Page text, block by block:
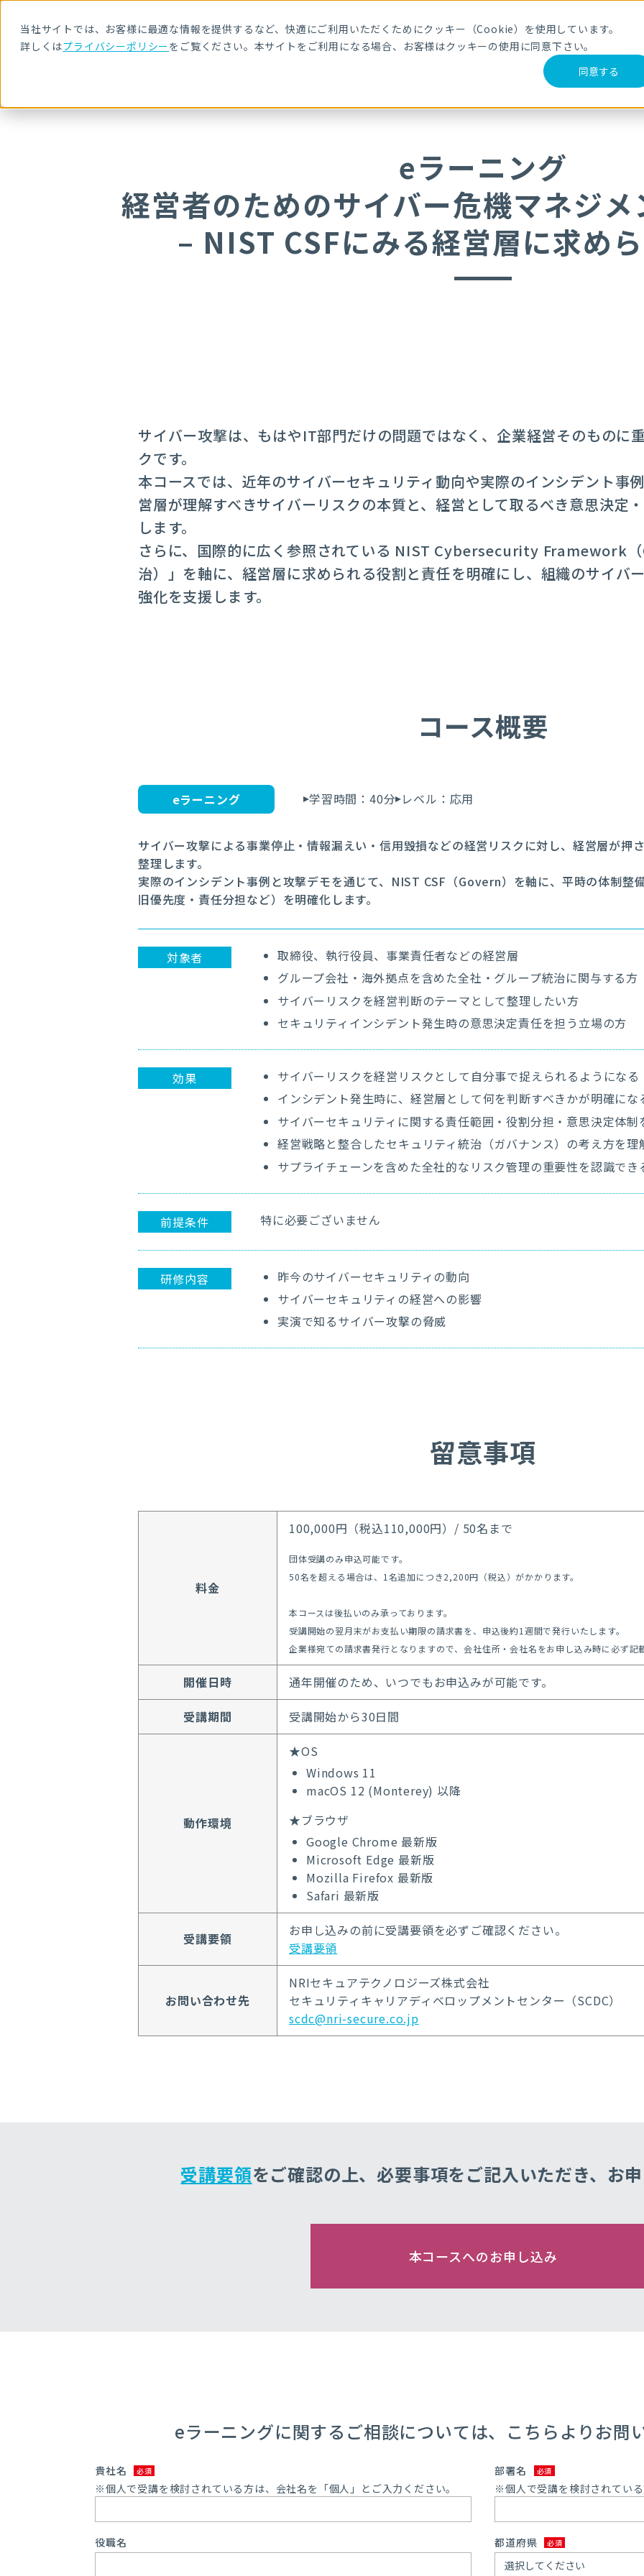
当社サイトでは、お客様に最適な情報を提供するなど、快適にご利用いただくためにクッキー（Cookie）を使用しています。
詳しくはプライバシーポリシーをご覧ください。本サイトをご利用になる場合、お客様はクッキーの使用に同意下さい。
同意する
メールマガジ
サービス・製品 導入事例 セミナー ブログ
サイバーセキュリティ対策において経営層に求められる役割
eラーニング
経営者のためのサイバー危機マネジメ
– NIST CSFにみる経営層に求め
サイバー攻撃は、もはやIT部門だけの問題ではなく、企業経営そのものに
クです。
本コースでは、近年のサイバーセキュリティ動向や実際のインシデント事
営層が理解すべきサイバーリスクの本質と、経営として取るべき意思決定
します。
さらに、国際的に広く参照されている NIST Cybersecurity Framework
治）」を軸に、経営層に求められる役割と責任を明確にし、組織のサイバ
強化を支援します。
コース概要
eラーニング 学習時間：40分 レベル：応用
サイバー攻撃による事業停止・情報漏えい・信用毀損などの経営リスクに対し、経営層が押
整理します。
実際のインシデント事例と攻撃デモを通じて、NIST CSF（Govern）を軸に、平時の体制整
旧優先度・責任分担など）を明確化します。
対象者
取締役、執行役員、事業責任者などの経営層
グループ会社・海外拠点を含めた全社・グループ統治に関与する方
サイバーリスクを経営判断のテーマとして整理したい方
セキュリティインシデント発生時の意思決定責任を担う立場の方
効果
サイバーリスクを経営リスクとして自分事で捉えられるようになる
インシデント発生時に、経営層として何を判断すべきかが明確にな
サイバーセキュリティに関する責任範囲・役割分担・意思決定体制
経営戦略と整合したセキュリティ統治（ガバナンス）の考え方を理
サプライチェーンを含めた全社的なリスク管理の重要性を認識でき
前提条件 特に必要ございません
研修内容
昨今のサイバーセキュリティの動向
サイバーセキュリティの経営への影響
実演で知るサイバー攻撃の脅威
留意事項
料金
100,000円（税込110,000円）/ 50名まで
団体受講のみ申込可能です。
50名を超える場合は、1名追加につき2,200円（税込）がかかります。
本コースは後払いのみ承っております。
受講開始の翌月末がお支払い期限の請求書を、申込後約1週間で発行いたします。
企業様宛ての請求書発行となりますので、会社住所・会社名をお申し込み時に必ず記
開催日時
通年開催のため、いつでもお申込みが可能です。
受講期間
受講開始から30日間
動作環境
★OS
Windows 11
macOS 12 (Monterey) 以降
★ブラウザ
Google Chrome 最新版
Microsoft Edge 最新版
Mozilla Firefox 最新版
Safari 最新版
受講要領
お申し込みの前に受講要領を必ずご確認ください。
受講要領
お問い合わせ先
NRIセキュアテクノロジーズ株式会社
セキュリティキャリアディベロップメントセンター（SCDC）
scdc@nri-secure.co.jp
受講要領をご確認の上、必要事項をご記入いただき、 お
本コースへのお申し込み
eラーニングに関するご相談については、こちらよりお問
貴社名
※個人で受講を検討されている方は、会社名を「個人」とご入力ください。
部署名
※個人で受講を検討されてい
役職名 都道府県